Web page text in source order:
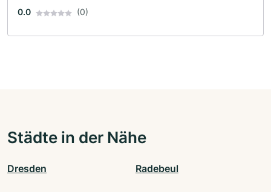
0.0 (0)
Städte in der Nähe
Dresden Radebeul